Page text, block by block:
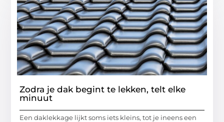
Zodra je dak begint te lekken, telt elke
minuut
Een daklekkage lijkt soms iets kleins, tot je ineens een